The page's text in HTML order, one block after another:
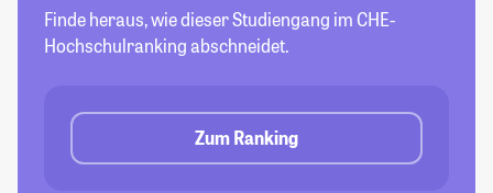
Finde heraus, wie dieser Studiengang im CHE-
Hochschulranking abschneidet.
Zum Ranking